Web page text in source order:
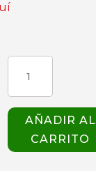
VERSILIA
NEGRA
GIBLOR'S
cantidadAÑADIR AL
CARRITO